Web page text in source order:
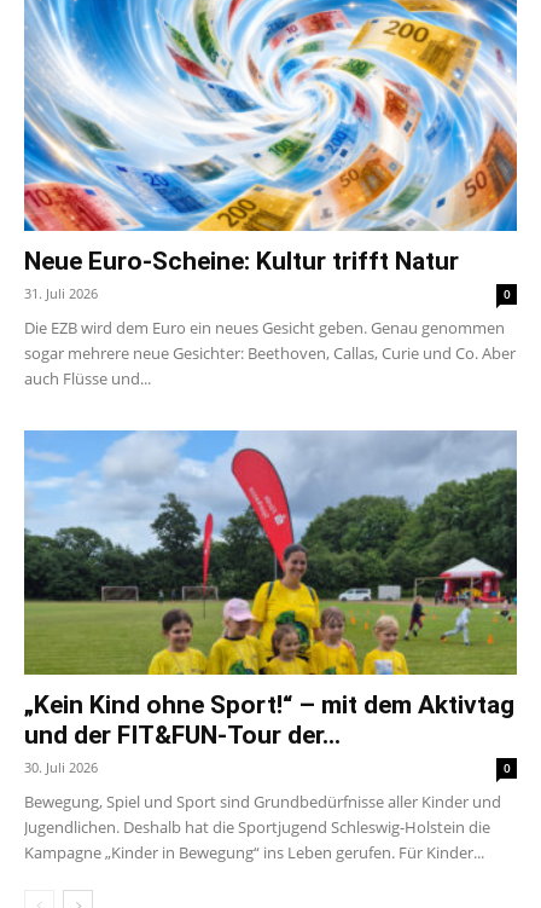
Neue Euro-Scheine: Kultur trifft Natur
31. Juli 2026 0
Die EZB wird dem Euro ein neues Gesicht geben. Genau genommen
sogar mehrere neue Gesichter: Beethoven, Callas, Curie und Co. Aber
auch Flüsse und...
„Kein Kind ohne Sport!“ – mit dem Aktivtag
und der FIT&FUN-Tour der...
30. Juli 2026 0
Bewegung, Spiel und Sport sind Grundbedürfnisse aller Kinder und
Jugendlichen. Deshalb hat die Sportjugend Schleswig-Holstein die
Kampagne „Kinder in Bewegung“ ins Leben gerufen. Für Kinder...